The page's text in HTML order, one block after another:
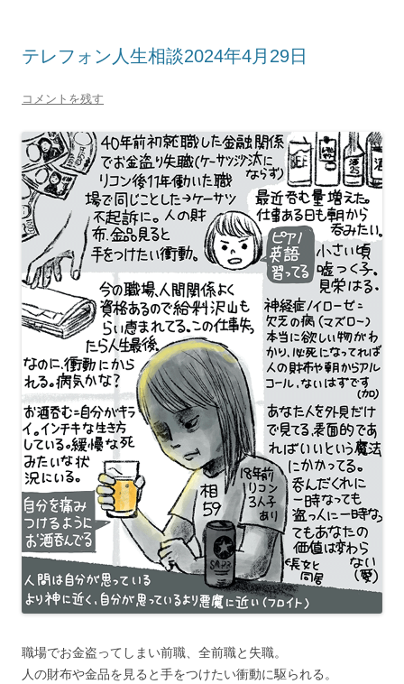
テレフォン人生相談2024年4月29日
コメントを残す
職場でお金盗ってしまい前職、全前職と失職。
人の財布や金品を見ると手をつけたい衝動に駆られる。